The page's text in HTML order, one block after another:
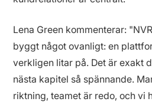
Lena Green kommenterar:
byggt något ovanligt: en
verkligen litar på. Det är exakt
nästa kapitel så spännande.
riktning, teamet är redo, och vi